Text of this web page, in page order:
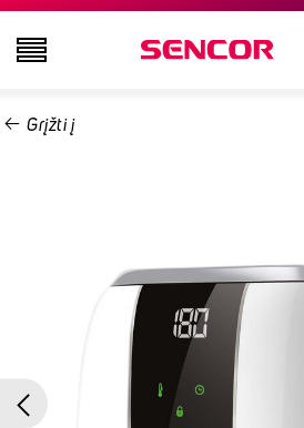
NAMŲ ŪKIO PREKĖS
GROŽIO IR SVEIKATOS PREKĖS
Grįžti į